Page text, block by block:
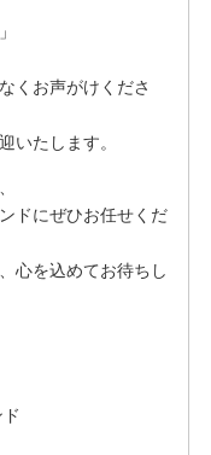
くお声がけくださ
いたします。
ドにぜひお任せくだ
心を込めてお待ちし